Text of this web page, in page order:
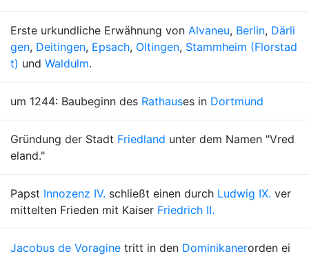
Erste urkundliche Erwähnung von Alvaneu, Berlin, Därli
gen, Deitingen, Epsach, Oltingen, Stammheim (Florstad
t) und Waldulm.
um 1244: Baubeginn des Rathauses in Dortmund
Gründung der Stadt Friedland unter dem Namen "Vred
eland."
Papst Innozenz IV. schließt einen durch Ludwig IX. ver
mittelten Frieden mit Kaiser Friedrich II.
Jacobus de Voragine tritt in den Dominikanerorden ei